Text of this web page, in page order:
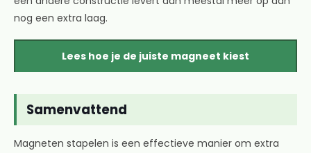
nog een extra laag.
Lees hoe je de juiste magneet kiest
Samenvattend
Magneten stapelen is een effectieve manier om extra